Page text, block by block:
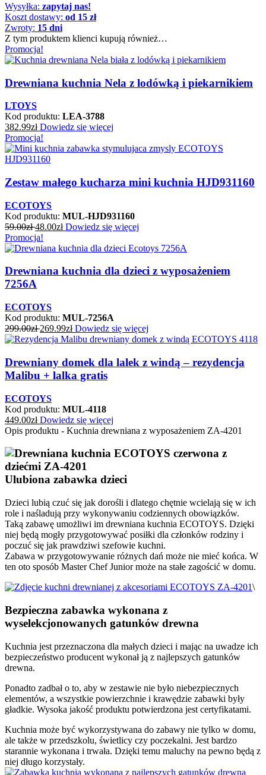
Wysyłka: zapytaj nas!
Koszt dostawy: od 15 zł
Zwroty: 15 dni
Z tym produktem klienci kupują również…
Promocja!
Drewniana kuchnia Nela z lodówką i piekarnikiem
LTOYS
Kod produktu: LEA-3788
382.99zł Dowiedz się więcej
Promocja!
Zestaw małego kucharza mini kuchnia HJD931160
ECOTOYS
Kod produktu: MUL-HJD931160
59.00zł 48.00zł Dowiedz się więcej
Promocja!
Drewniana kuchnia dla dzieci z wyposażeniem
7256A
ECOTOYS
Kod produktu: MUL-7256A
299.00zł 269.99zł Dowiedz się więcej
Drewniany domek dla lalek z windą – rezydencja
Malibu + lalka gratis
ECOTOYS
Kod produktu: MUL-4118
449.00zł Dowiedz się więcej
Opis produktu - Kuchnia drewniana z wyposażeniem ZA-4201
Ulubiona zabawka dzieci
Dzieci lubią czuć się jak dorośli i dlatego chętnie wcielają się w ich
role i naśladują przy wykonywaniu codziennych obowiązków.
Taką zabawę umożliwi im drewniana kuchnia ECOTOYS. Dzięki
niej będą mogły przygotowywać posiłki dla członków rodziny i
poczuć się jak prawdziwi szefowie kuchni.
Zabawa w przygotowywanie różnych dań może nie mieć końca. W
ten oto sposób Master Chef Junior może na stałe zagościć w domu.
\
Bezpieczna zabawka wykonana z
wyselekcjonowanych gatunków drewna
Kuchnia jest przeznaczona dla małych dzieci i mając na uwadze ich
bezpieczeństwo producent wykonał ją z najlepszych gatunków
drewna.
Ponadto zadbał o to, aby w zestawie nie było niebezpiecznych
elementów, a wszystkie powierzchnie i krawędzie zabawki były
gładkie. Wysoka jakość produktu potwierdzona jest certyfikatami.
Kuchnia może być wykorzystywana do zabawy nie tylko w domu,
ale także w przedszkolu, świetlicy czy poczekalni. Jest bardzo
starannie wykonana i trwała. Dzięki temu maluchy na pewno będą z
niej długo korzystały.